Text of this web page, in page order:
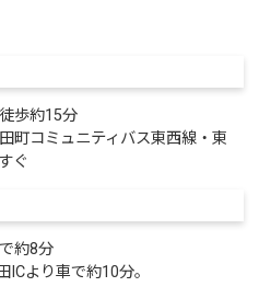
歩約15分
町コミュニティバス東西線・東
ぐ
約8分
より車で約10分。